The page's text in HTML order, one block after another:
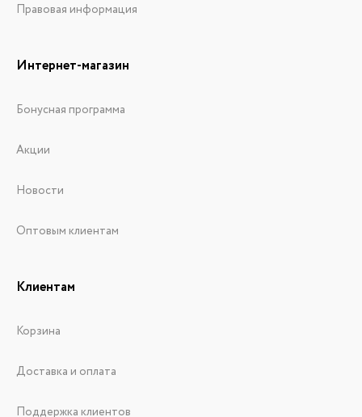
Правовая информация
Интернет-магазин
Бонусная программа
Акции
Новости
Оптовым клиентам
Клиентам
Корзина
Доставка и оплата
Поддержка клиентов